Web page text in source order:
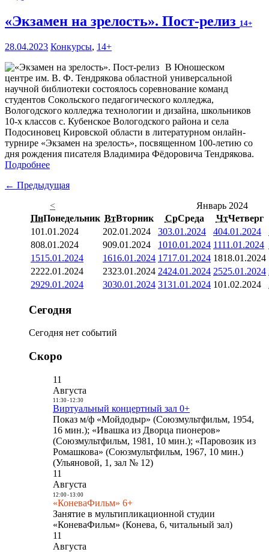
«Экзамен на зрелость». Пост-релиз 14+
28.04.2023 Конкурсы, 14+
В Юношеском
центре им. В. Ф. Тендрякова областной универсальной
научной библиотеки состоялось соревнование команд
студентов Сокольского педагогического колледжа,
Вологодского колледжа технологии и дизайна, школьников
10-х классов с. Кубенское Вологодского района и села
Подосиновец Кировской области в литературном онлайн-
турнире «Экзамен на зрелость», посвященном 100-летию со
дня рождения писателя Владимира Фёдоровича Тендрякова.
Подробнее
← Предыдущая
<
Январь 2024
ПнПонедельник ВтВторник СрСреда ЧтЧетверг
101.01.2024 202.01.2024 303.01.2024 404.01.2024
808.01.2024 909.01.2024 1010.01.2024 1111.01.2024
1515.01.2024 1616.01.2024 1717.01.2024 1818.01.2024
2222.01.2024 2323.01.2024 2424.01.2024 2525.01.2024
2929.01.2024 3030.01.2024 3131.01.2024 101.02.2024
Сегодня
Сегодня нет событий
Скоро
11
Августа
11:30- 12:30
Виртуальный концертный зал 0+
Показ м/ф «Мойдодыр» (Союзмультфильм, 1954,
16 мин.); «Ивашка из Дворца пионеров»
(Союзмультфильм, 1981, 10 мин.); «Паровозик из
Ромашкова» (Союзмультфильм, 1967, 10 мин.)
(Ульяновой, 1, зал № 12)
11
Августа
12:00- 13:00
«КоневаФильм» 6+
Занятие в мультипликационной студии
«КоневаФильм» (Конева, 6, читальный зал)
11
Августа